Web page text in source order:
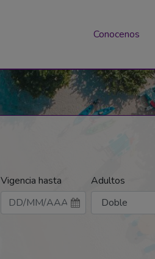
Conocenos
Vigencia hasta Adultos